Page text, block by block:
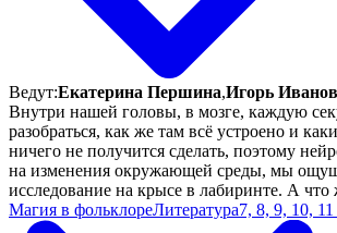
Ведут:Екатерина Першина,Игорь Иванов
Внутри нашей головы, в мозге, каждую
разобраться, как же там всё устроено и
ничего не получится сделать, поэтому
на изменения окружающей среды, мы
исследование на крысе в лабиринте. А что
Магия в фольклореЛитература7, 8, 9, 10, 11